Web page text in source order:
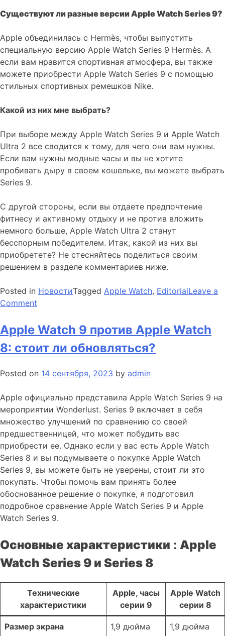
Существуют ли разные версии Apple Watch Series 9?
Apple объединилась с Hermès, чтобы выпустить
специальную версию Apple Watch Series 9 Hermès. А
если вам нравится спортивная атмосфера, вы также
можете приобрести Apple Watch Series 9 с помощью
стильных спортивных ремешков Nike.
Какой из них мне выбрать?
При выборе между Apple Watch Series 9 и Apple Watch
Ultra 2 все сводится к тому, для чего они вам нужны.
Если вам нужны модные часы и вы не хотите
пробивать дыру в своем кошельке, вы можете выбрать
Series 9.
С другой стороны, если вы отдаете предпочтение
фитнесу и активному отдыху и не против вложить
немного больше, Apple Watch Ultra 2 станут
бесспорным победителем. Итак, какой из них вы
приобретете? Не стесняйтесь поделиться своим
решением в разделе комментариев ниже.
Posted in НовостиTagged Apple Watch, EditorialLeave a
Comment
Watch
Series
9
Ultra
какой
купить?
Apple Watch 9 против Apple Watch
8: стоит ли обновляться?
Posted on 14 сентября, 2023 by admin
Apple официально представила Apple Watch Series 9 на
мероприятии Wonderlust. Series 9 включает в себя
множество улучшений по сравнению со своей
предшественницей, что может побудить вас
приобрести ее. Однако если у вас есть Apple Watch
Series 8 и вы подумываете о покупке Apple Watch
Series 9, вы можете быть не уверены, стоит ли это
покупать. Чтобы помочь вам принять более
обоснованное решение о покупке, я подготовил
подробное сравнение Apple Watch Series 9 и Apple
Watch Series 9.
Основные характеристики : Apple
Watch Series 9 и Series 8
Технические
характеристики
Apple, часы
серии 9
Apple Watch
серии 8
Размер экрана 1,9 дюйма 1,9 дюйма